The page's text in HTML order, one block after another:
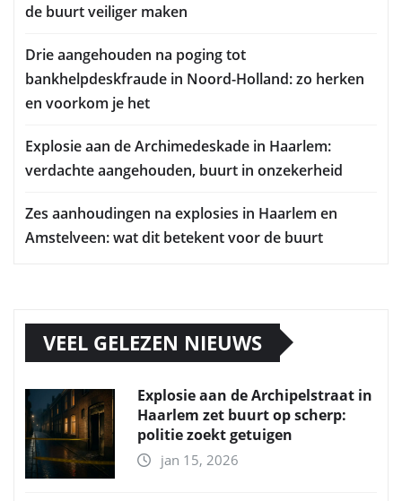
de buurt veiliger maken
Drie aangehouden na poging tot
bankhelpdeskfraude in Noord-Holland: zo herken
en voorkom je het
Explosie aan de Archimedeskade in Haarlem:
verdachte aangehouden, buurt in onzekerheid
Zes aanhoudingen na explosies in Haarlem en
Amstelveen: wat dit betekent voor de buurt
VEEL GELEZEN NIEUWS
Explosie aan de Archipelstraat in
Haarlem zet buurt op scherp:
politie zoekt getuigen
jan 15, 2026